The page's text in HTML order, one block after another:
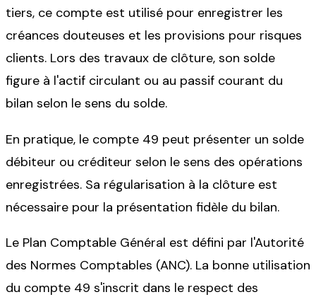
tiers, ce compte est utilisé pour enregistrer les
créances douteuses et les provisions pour risques
clients. Lors des travaux de clôture, son solde
figure à l'actif circulant ou au passif courant du
bilan selon le sens du solde.
En pratique, le compte 49 peut présenter un solde
débiteur ou créditeur selon le sens des opérations
enregistrées. Sa régularisation à la clôture est
nécessaire pour la présentation fidèle du bilan.
Le Plan Comptable Général est défini par l'Autorité
des Normes Comptables (ANC). La bonne utilisation
du compte 49 s'inscrit dans le respect des